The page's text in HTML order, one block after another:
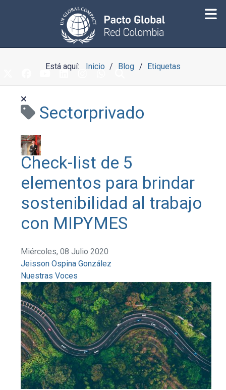
Está aquí: Inicio Blog Etiquetas
Sectorprivado
Check-list de 5
elementos para brindar
sostenibilidad al trabajo
con MIPYMES
Miércoles, 08 Julio 2020
Jeisson Ospina González
Nuestras Voces